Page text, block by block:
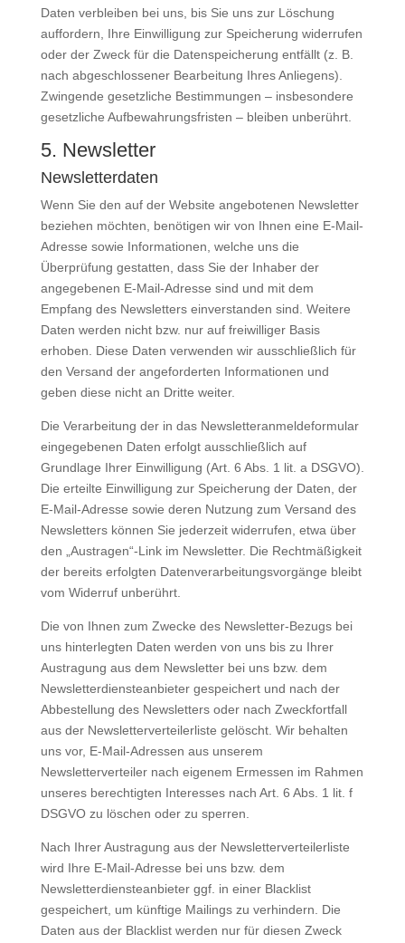
Daten verbleiben bei uns, bis Sie uns zur Löschung
auffordern, Ihre Einwilligung zur Speicherung widerrufen
oder der Zweck für die Datenspeicherung entfällt (z. B.
nach abgeschlossener Bearbeitung Ihres Anliegens).
Zwingende gesetzliche Bestimmungen – insbesondere
gesetzliche Aufbewahrungsfristen – bleiben unberührt.
5. Newsletter
Newsletter­daten
Wenn Sie den auf der Website angebotenen Newsletter
beziehen möchten, benötigen wir von Ihnen eine E-Mail-
Adresse sowie Informationen, welche uns die
Überprüfung gestatten, dass Sie der Inhaber der
angegebenen E-Mail-Adresse sind und mit dem
Empfang des Newsletters einverstanden sind. Weitere
Daten werden nicht bzw. nur auf freiwilliger Basis
erhoben. Diese Daten verwenden wir ausschließlich für
den Versand der angeforderten Informationen und
geben diese nicht an Dritte weiter.
Die Verarbeitung der in das Newsletteranmeldeformular
eingegebenen Daten erfolgt ausschließlich auf
Grundlage Ihrer Einwilligung (Art. 6 Abs. 1 lit. a DSGVO).
Die erteilte Einwilligung zur Speicherung der Daten, der
E-Mail-Adresse sowie deren Nutzung zum Versand des
Newsletters können Sie jederzeit widerrufen, etwa über
den „Austragen“-Link im Newsletter. Die Rechtmäßigkeit
der bereits erfolgten Datenverarbeitungsvorgänge bleibt
vom Widerruf unberührt.
Die von Ihnen zum Zwecke des Newsletter-Bezugs bei
uns hinterlegten Daten werden von uns bis zu Ihrer
Austragung aus dem Newsletter bei uns bzw. dem
Newsletterdiensteanbieter gespeichert und nach der
Abbestellung des Newsletters oder nach Zweckfortfall
aus der Newsletterverteilerliste gelöscht. Wir behalten
uns vor, E-Mail-Adressen aus unserem
Newsletterverteiler nach eigenem Ermessen im Rahmen
unseres berechtigten Interesses nach Art. 6 Abs. 1 lit. f
DSGVO zu löschen oder zu sperren.
Nach Ihrer Austragung aus der Newsletterverteilerliste
wird Ihre E-Mail-Adresse bei uns bzw. dem
Newsletterdiensteanbieter ggf. in einer Blacklist
gespeichert, um künftige Mailings zu verhindern. Die
Daten aus der Blacklist werden nur für diesen Zweck